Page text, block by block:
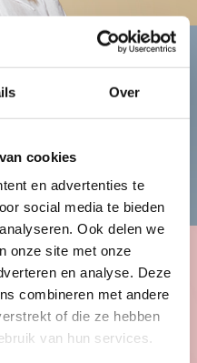
Over
cookies
en advertenties te
social media te bieden
Ook delen we
onze site met onze
en analyse. Deze
combineren met andere
of die ze hebben
van hun services.